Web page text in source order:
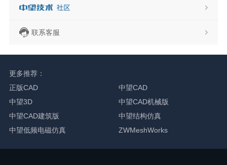
联系客服
更多推荐：
正版CAD
中望CAD
中望3D
中望CAD机械版
中望CAD建筑版
中望结构仿真
中望低频电磁仿真
ZWMeshWorks